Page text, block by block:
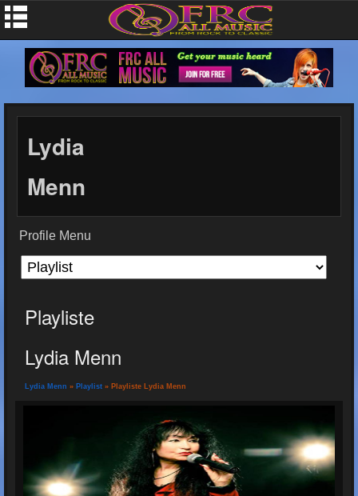
Lydia
Menn
Profile Menu
Playliste
Lydia Menn
Lydia Menn » Playlist » Playliste Lydia Menn